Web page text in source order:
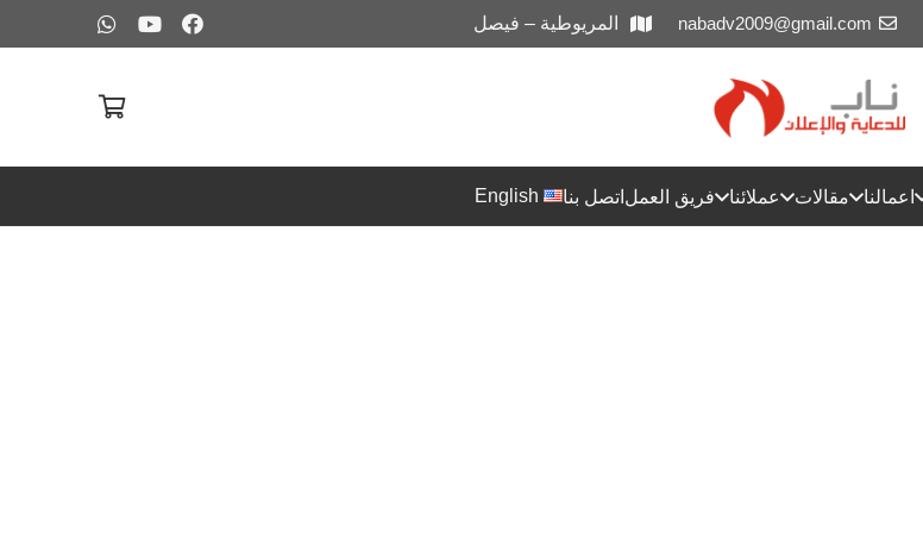
nabadv2009@gmail.com المريوطية – فيصل
اعمالنا مقالات عملائنا فريق العمل اتصل بنا English